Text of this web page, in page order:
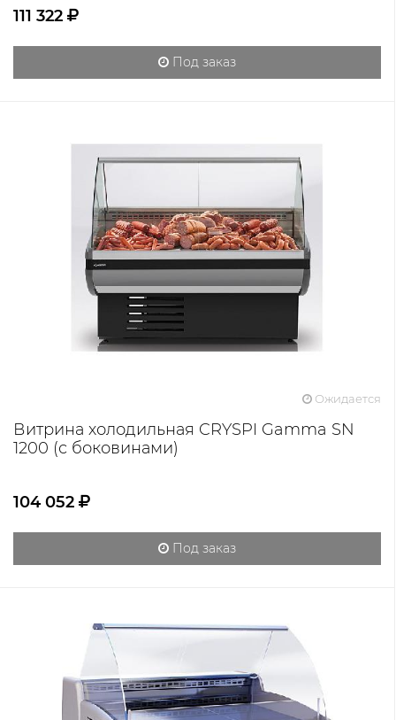
111 322
Под заказ
Ожидается
Витрина холодильная CRYSPI Gamma SN
1200 (с боковинами)
104 052
Под заказ